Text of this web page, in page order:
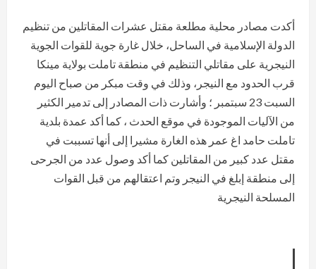
أكدت مصادر محلية مطلعة مقتل عشرات المقاتلين من تنظيم
الدولة الإسلامية في الساحل، خلال غارة جوية للقوات الجوية
النيجرية على مقاتلي التنظيم في منطقة تاملت بولاية مينكا
قرب الحدود مع النيجر، وذلك في وقت مبكر من صباح اليوم
السبت 23 سبتمبر ؛ وأشارت ذات المصادر إلى تدمير الكثير
من الآليات الموجودة في موقع الحدث ، كما أكد عمدة بلدية
تاملت حامد اغ عمر هذه الغارة مشيرا إلى أنها تسببت في
مقتل عدد كبير من المقاتلين كما أكد وصول عدد من الجرحى
إلى منطقة إبلغ في النيجر وتم اعتقالهم من قبل القوات
المسلحة النيجرية